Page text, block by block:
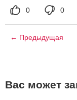
0 0
← Предыдущая
Вас может